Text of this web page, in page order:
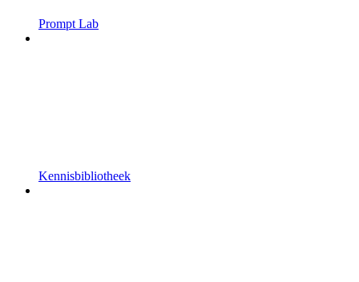
Prompt Lab
Kennisbibliotheek